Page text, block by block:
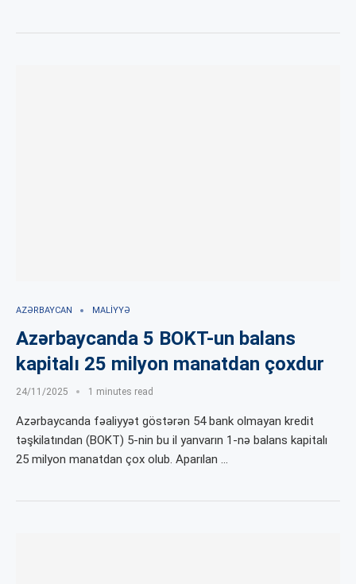
AZƏRBAYCAN MALIYYƏ
Azərbaycanda 5 BOKT-un balans
kapitalı 25 milyon manatdan çoxdur
24/11/2025 1 minutes read
Azərbaycanda fəaliyyət göstərən 54 bank olmayan kredit
təşkilatından (BOKT) 5-nin bu il yanvarın 1-nə balans kapitalı
25 milyon manatdan çox olub. Aparılan …